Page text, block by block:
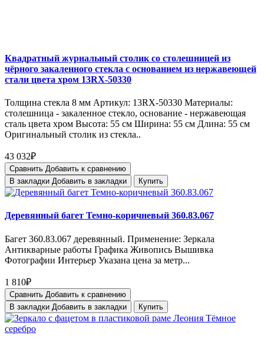
Квадратный журнальный столик со столешницей из
чёрного закаленного стекла с основанием из нержавеющей
стали цвета хром 13RX-50330
Толщина стекла 8 мм Артикул: 13RX-50330 Материалы:
столешница - закаленное стекло, основание - нержавеющая
сталь цвета хром Высота: 55 см Ширина: 55 см Длина: 55 см
Оригинальный столик из стекла..
43 032₽
Сравнить Добавить к сравнению
В закладки Добавить в закладки Купить
Деревянный багет Темно-коричневый 360.83.067
Багет 360.83.067 деревянный. Применение: Зеркала
Антикварные работы Графика Живопись Вышивка
Фотографии Интерьер Указана цена за метр...
1 810₽
Сравнить Добавить к сравнению
В закладки Добавить в закладки Купить